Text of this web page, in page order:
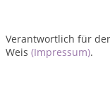
Verantwortlich für
Weis (Impressum).